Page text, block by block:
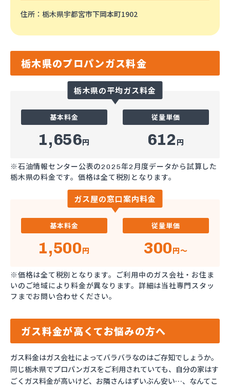
住所 ：栃木県宇都宮市下岡本町1902
栃木県のプロパンガス料金
栃木県の平均ガス料金
基本料金
1,656円
従量単価
612 円
※石油情報センター公表の2025年2月度データから試算した
栃木県の料金です。価格は全て税別となります。
ガス屋の窓口案内料金
基本料金
1,500円
従量単価
300円～
※価格は全て税別となります。ご利用中のガス会社・お住ま
いのご地域により料金が異なります。詳細は当社専門スタッ
フまでお問い合わせください。
ガス料金が高くてお悩みの方へ
ガス料金はガス会社によってバラバラなのはご存知でしょうか。
同じ栃木県でプロパンガスをご利用されていても、自分の家はす
ごくガス料金が高いけど、お隣さんはずいぶん安い…、なんてこ